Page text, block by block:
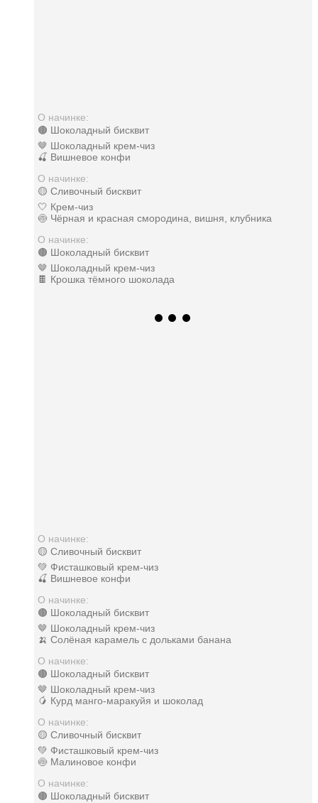
О начинке:
🟤 Шоколадный бисквит
🤎 Шоколадный крем-чиз
🍒 Вишневое конфи
О начинке:
🟡 Сливочный бисквит
🤍 Крем-чиз
🍥 Чёрная и красная смородина, вишня, клубника
О начинке:
🟤 Шоколадный бисквит
🤎 Шоколадный крем-чиз
🍫 Крошка тёмного шоколада
О начинке:
🟡 Сливочный бисквит
💚 Фисташковый крем-чиз
🍒 Вишневое конфи
О начинке:
🟤 Шоколадный бисквит
🤎 Шоколадный крем-чиз
🍌 Солёная карамель с дольками банана
О начинке:
🟤 Шоколадный бисквит
🤎 Шоколадный крем-чиз
🥭 Курд манго-маракуйя и шоколад
О начинке:
🟡 Сливочный бисквит
💚 Фисташковый крем-чиз
🍥 Малиновое конфи
О начинке:
🟤 Шоколадный бисквит